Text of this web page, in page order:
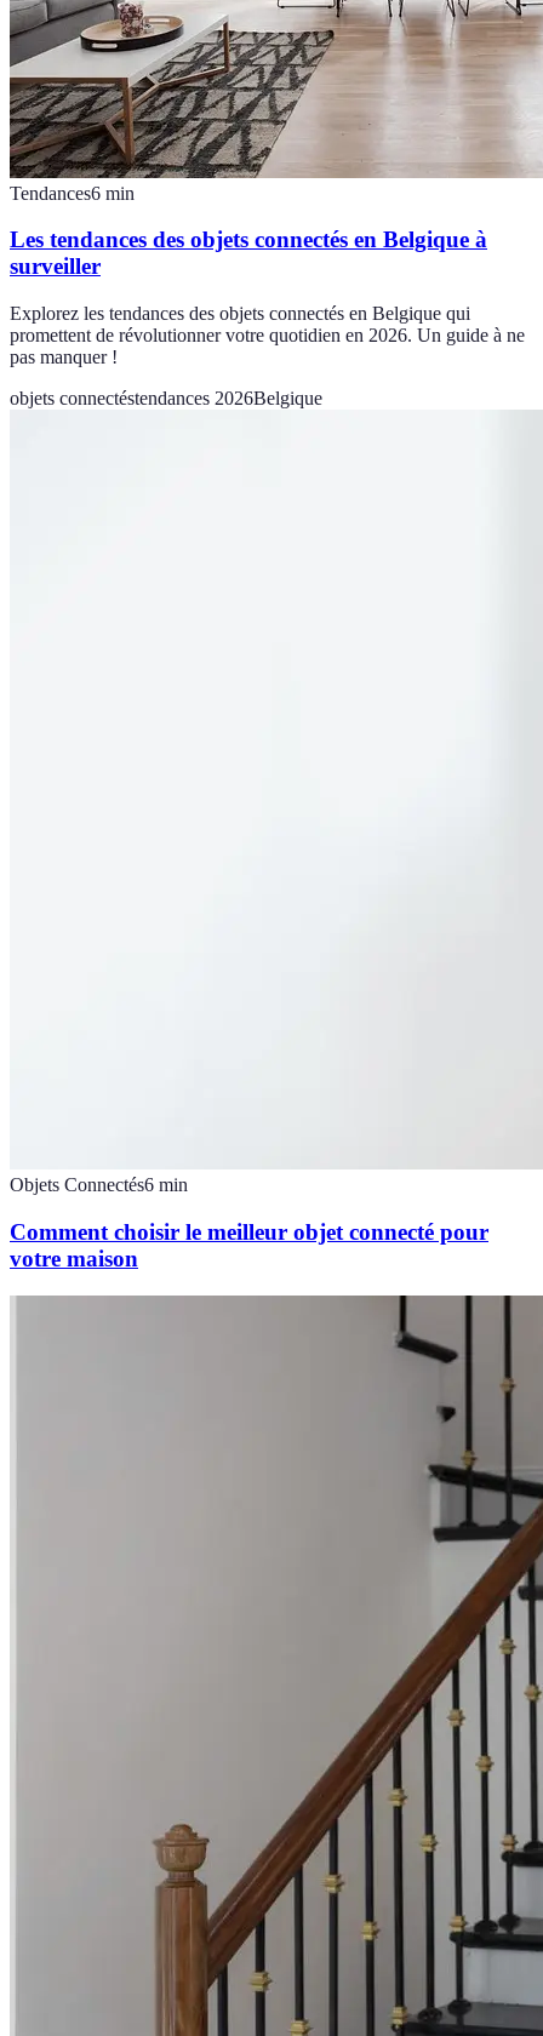
Tendances6 min
Les tendances des objets connectés en Belgique à
surveiller
Explorez les tendances des objets connectés en Belgique qui
promettent de révolutionner votre quotidien en 2026. Un guide à ne
pas manquer !
objets connectéstendances 2026Belgique
Objets Connectés6 min
Comment choisir le meilleur objet connecté pour
votre maison